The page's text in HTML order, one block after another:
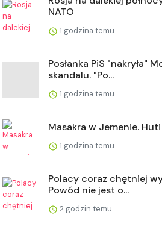
NATO
1 godzina temu
Posłanka PiS "nakryła"
skandalu. "Po...
1 godzina temu
Masakra w Jemenie.
1 godzina temu
Polacy coraz chętniej
Powód nie jest o...
2 godzin temu